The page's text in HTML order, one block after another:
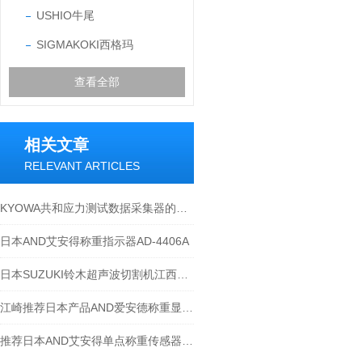
USHIO牛尾
SIGMAKOKI西格玛
查看全部
相关文章
RELEVANT ARTICLES
日本AND艾安得称重指示器AD-4406A